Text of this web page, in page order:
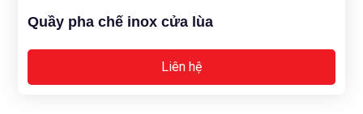
Quầy pha chế inox cửa lùa
Liên hệ